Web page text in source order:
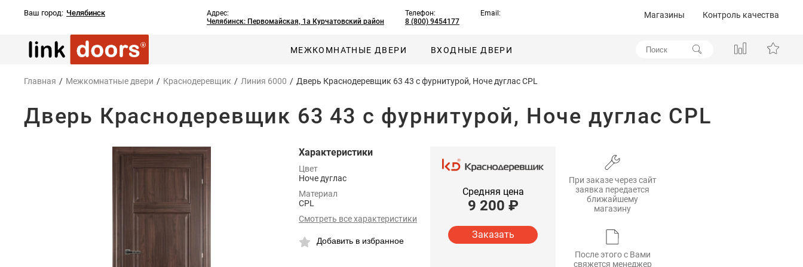
Ваш город: Челябинск
Адрес:
Челябинск: Первомайская, 1а Курчатовский район
Телефон:
8 (800) 9454177
Email: Магазины Контроль качества
МЕЖКОМНАТНЫЕ ДВЕРИ ВХОДНЫЕ ДВЕРИ
Главная / Межкомнатные двери / Краснодеревщик / Линия 6000 / Дверь Краснодеревщик 63 43 с фурнитурой, Ноче дуглас CPL
Дверь Краснодеревщик 63 43 с фурнитурой, Ноче дуглас CPL
Характеристики
Цвет
Ноче дуглас
Материал
CPL
Смотреть все характеристики
Добавить в избранное
Средняя цена
9 200 ₽
Заказать
При заказе через сайт
заявка передается
ближайшему
магазину
После этого с Вами
свяжется менеджер